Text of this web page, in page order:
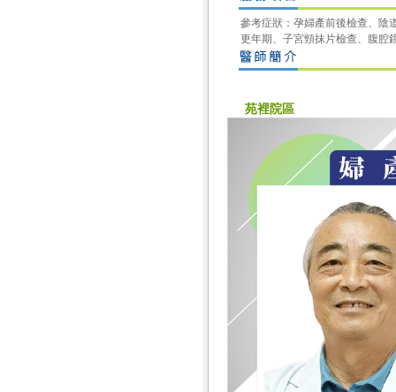
參考症狀：孕婦產前後檢查、陰
更年期、子宮頸抹片檢查、腹腔
苑裡院區